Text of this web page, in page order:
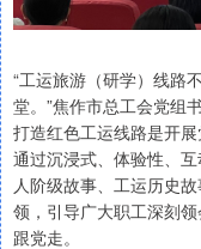
“工运旅游（研学）线路
堂。”焦作市总工会党组
打造红色工运线路是开
通过沉浸式、体验性、
人阶级故事、工运历史
领，引导广大职工深刻
跟党走。